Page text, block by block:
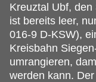
Kreuztal Ubf, den
ist bereits leer,
016-9 D-KSW),
Kreisbahn
umrangieren,
werden kann.